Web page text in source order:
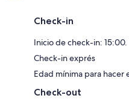
Check-in
Inicio de check-in:
Check-in exprés
Edad mínima para hacer
Check-out